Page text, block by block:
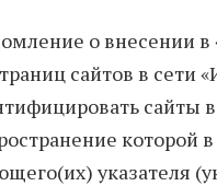
о внесении
сайтов в сети
сайты
которой
указателя